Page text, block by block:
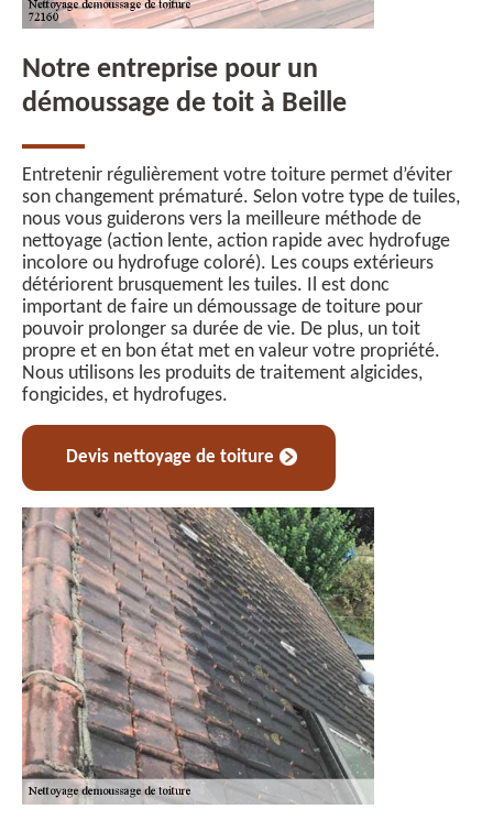
Notre entreprise pour un
démoussage de toit à Beille
Entretenir régulièrement votre toiture permet d’éviter
son changement prématuré. Selon votre type de tuiles,
nous vous guiderons vers la meilleure méthode de
nettoyage (action lente, action rapide avec hydrofuge
incolore ou hydrofuge coloré). Les coups extérieurs
détériorent brusquement les tuiles. Il est donc
important de faire un démoussage de toiture pour
pouvoir prolonger sa durée de vie. De plus, un toit
propre et en bon état met en valeur votre propriété.
Nous utilisons les produits de traitement algicides,
fongicides, et hydrofuges.
Devis nettoyage de toiture